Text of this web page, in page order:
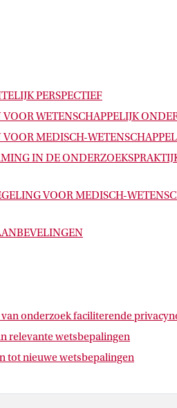
PERSPECTIEF
WETENSCHAPPELIJK
MEDISCH-
IN DE
VOOR MEDISCH-
van onderzoek faciliterende
relevante wetsbepalingen
tot nieuwe wetsbepalingen